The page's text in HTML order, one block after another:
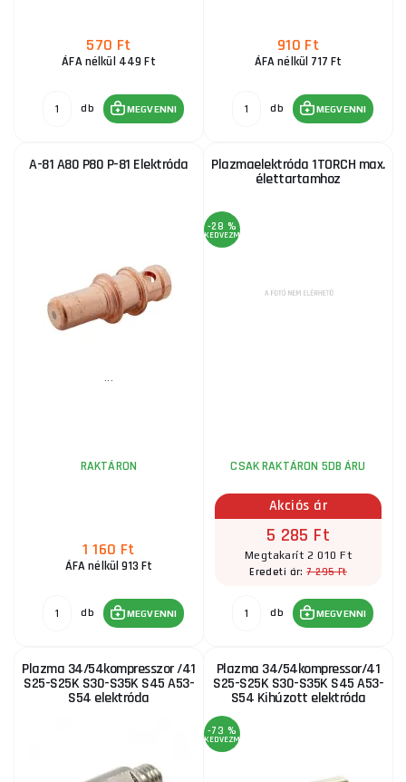
570 Ft
ÁFA nélkül 449 Ft
db MEGVENNI
910 Ft
ÁFA nélkül 717 Ft
db MEGVENNI
A-81 A80 P80 P-81 Elektróda
...
RAKTÁRON
1 160 Ft
ÁFA nélkül 913 Ft
db MEGVENNI
Plazmaelektróda 1TORCH max.
élettartamhoz
-28 %
KEDVEZMÉNY
CSAK RAKTÁRON 5DB ÁRU
Akciós ár
5 285 Ft
Megtakarít 2 010 Ft
Eredeti ár:7 295 Ft
db MEGVENNI
Plazma 34/54kompresszor /41
S25-S25K S30-S35K S45 A53-
S54 elektróda
Plazma 34/54kompressor/41
S25-S25K S30-S35K S45 A53-
S54 Kihúzott elektróda
-73 %
KEDVEZMÉNY